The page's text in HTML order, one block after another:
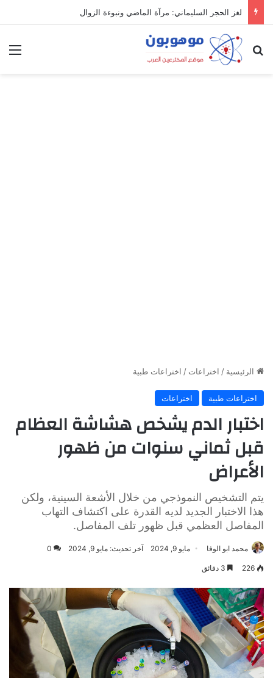
لغز الحجر السليماني: مرآة الماضي ونبوءة الزوال
بحث عن
الرئيسية / اختراعات / اختراعات طبية
اختراعات طبية اختراعات
اختبار الدم يشخص هشاشة العظام
قبل ثماني سنوات من ظهور
الأعراض
يتم التشخيص النموذجي من خلال الأشعة السينية، ولكن
هذا الاختبار الجديد لديه القدرة على اكتشاف التهاب
المفاصل العظمي قبل ظهور تلف المفاصل.
محمد ابو الوفا مايو 9, 2024 آخر تحديث: مايو 9, 2024 0
226